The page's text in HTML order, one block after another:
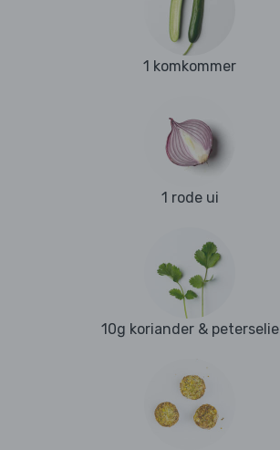
1 komkommer
1 rode ui
10g koriander & peterselie